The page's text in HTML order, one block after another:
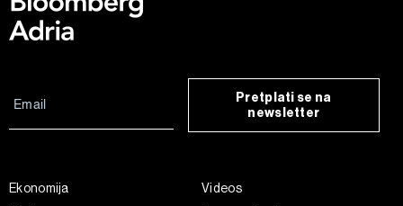
Pretplati se na
newsletter
Ekonomija
Videos